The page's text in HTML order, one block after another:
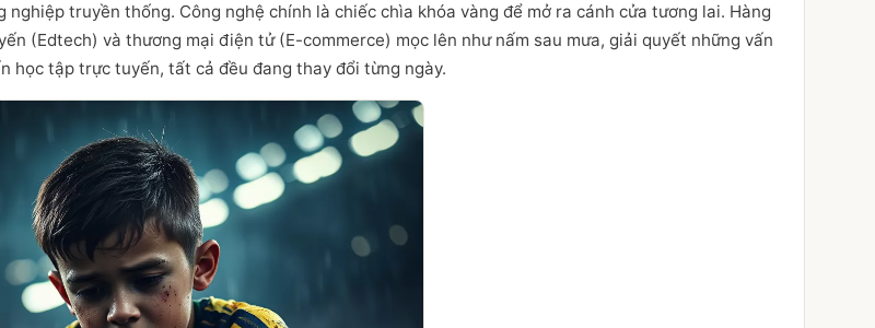
nghiệp truyền thống. Công nghệ chính là chiếc chìa khóa vàng để mở ra cánh cửa tương lai. Hàng
(Edtech) và thương mại điện tử (E-commerce) mọc lên như nấm sau mưa, giải quyết những vấn
học tập trực tuyến, tất cả đều đang thay đổi từng ngày.